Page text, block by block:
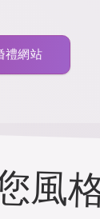
禮網站